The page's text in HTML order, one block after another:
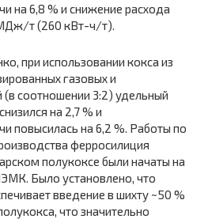
на 6,8 % и снижение расхода
МДж/т (260 кВт-ч/т).
при использовании кокса из
газовых и
(в соотношении 3:2) удельный
на 2,7 % и
повы­силась на 6,2 %. Работы по
ферросилиция
полу­коксе были начаты на
Было установлено, что
введение в шихту ~50 %
что зна­чительно